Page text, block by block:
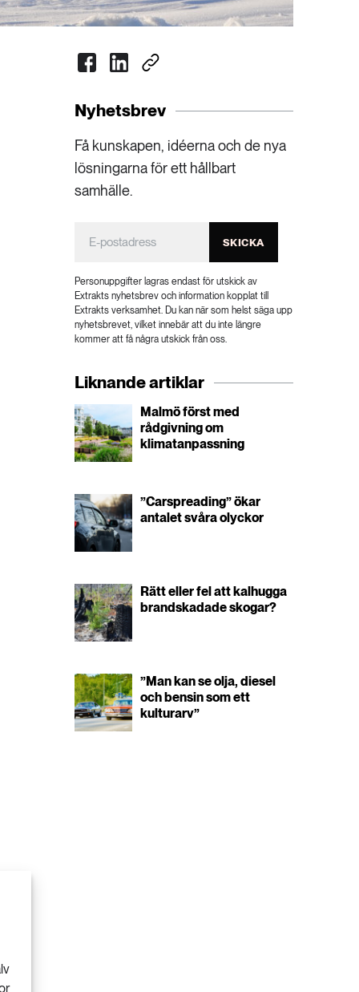
Nyhetsbrev
Få kunskapen, idéerna och de nya
lösningarna för ett hållbart
samhälle.
SKICKA
Personuppgifter lagras endast för utskick av
Extrakts nyhetsbrev och information kopplat till
Extrakts verksamhet. Du kan när som helst säga upp
nyhetsbrevet, vilket innebär att du inte längre
kommer att få några utskick från oss.
Liknande artiklar
Malmö först med
rådgivning om
klimatanpassning
”Carspreading” ökar
antalet svåra olyckor
Rätt eller fel att kalhugga
brandskadade skogar?
”Man kan se olja, diesel
och bensin som ett
kulturarv”